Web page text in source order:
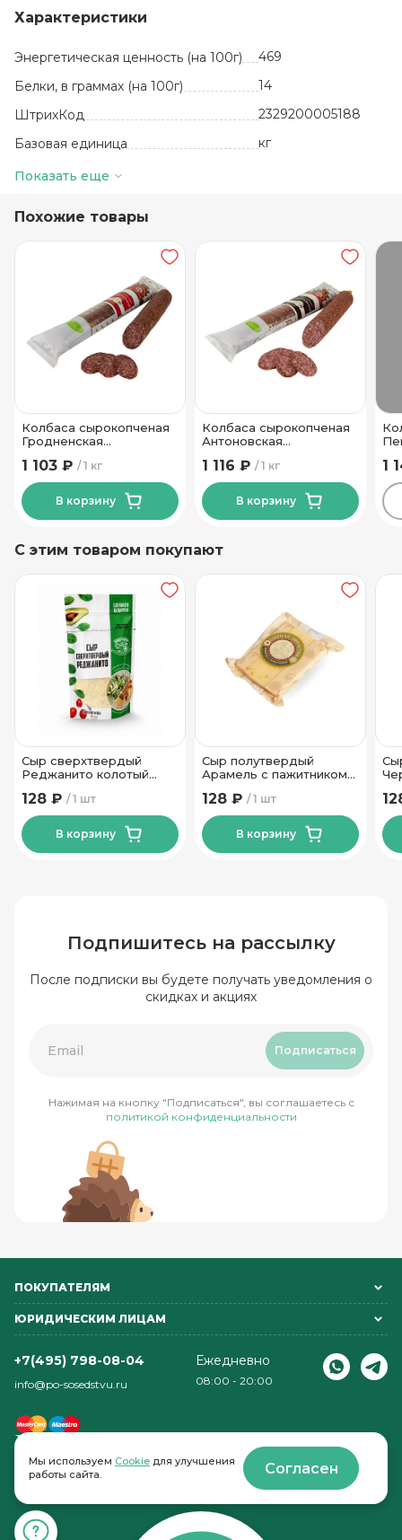
Характеристики
Энергетическая ценность (на 100г)
469
Белки, в граммах (на 100г)
14
ШтрихКод
2329200005188
Базовая единица
кг
Производитель
Температура хранения
от +2 до +6
Углеводы, в граммах (на 100г)
2
Вес в упаковке
520
Показать еще
Похожие товары
Колбаса сырокопченая
Гродненская
1 кг
1 103 ₽
В корзину
Колбаса сырокопченая
Антоновская
1 кг
1 116 ₽
В корзину
1
С этим товаром покупают
Сыр сверхтвердый
Реджанито колотый
Дары 50гр
1 шт
128 ₽
В корзину
Сыр полутвердый
Арамель с пажитником
Династия 180 гр
1 шт
128 ₽
В корзину
Подпишитесь на рассылку
После подписки вы будете получать уведомления о
скидках и акциях
Подписаться
Нажимая на кнопку "Подписаться", вы соглашаетесь с
политикой конфиденциальности
ПОКУПАТЕЛЯМ
ЮРИДИЧЕСКИМ ЛИЦАМ
+7(495) 798-08-04
info@po-sosedstvu.ru
Ежедневно
08:00 - 20:00
© 2022-2026 . По соседству
Мы используем Cookie для улучшения
работы сайта.
Согласен